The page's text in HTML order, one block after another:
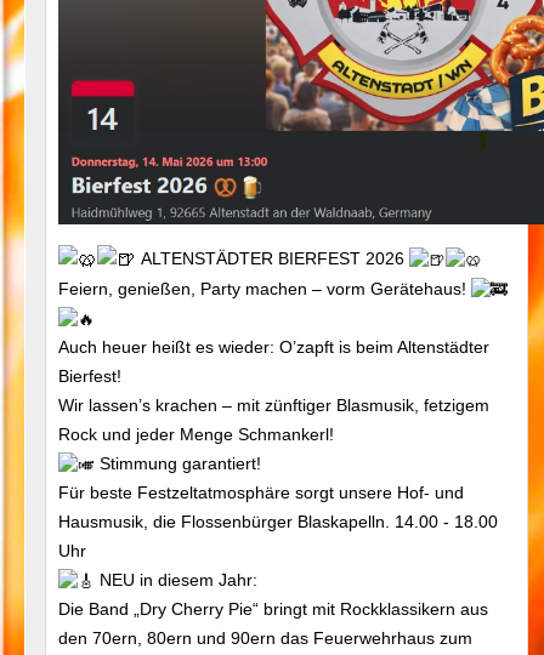
ALTENSTÄDTER BIERFEST 2026
Feiern, genießen, Party machen – vorm Gerätehaus!
Auch heuer heißt es wieder: O’zapft is beim Altenstädter
Bierfest!
Wir lassen’s krachen – mit zünftiger Blasmusik, fetzigem
Rock und jeder Menge Schmankerl!
Stimmung garantiert!
Für beste Festzeltatmosphäre sorgt unsere Hof- und
Hausmusik, die Flossenbürger Blaskapelln. 14.00 - 18.00
Uhr
NEU in diesem Jahr:
Die Band „Dry Cherry Pie“ bringt mit Rockklassikern aus
den 70ern, 80ern und 90ern das Feuerwehrhaus zum